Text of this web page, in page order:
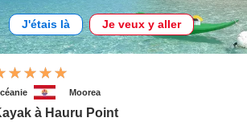
J'étais là Je veux y aller
Moorea
à Hauru Point